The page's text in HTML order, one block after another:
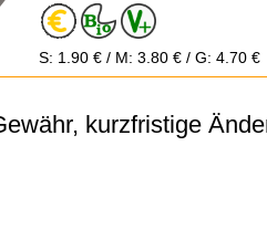
S: 1.90 € / M: 3.80 € / G: 4.70 €
kurzfristige